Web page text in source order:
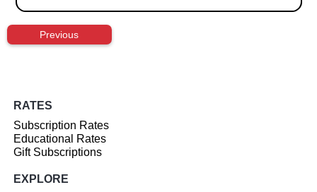
Previous
RATES
Subscription Rates
Educational Rates
Gift Subscriptions
EXPLORE